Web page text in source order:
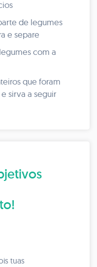
de legumes
e separe
com a
que foram
sirva a seguir
tuas